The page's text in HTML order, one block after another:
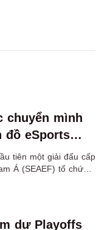
chuyển mình
đồ eSports
tiên một giải đấu cấp
Á (SEAEF) tổ chức
dự Playoffs